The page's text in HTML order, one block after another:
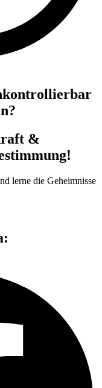
&
lerne die Geheimnisse